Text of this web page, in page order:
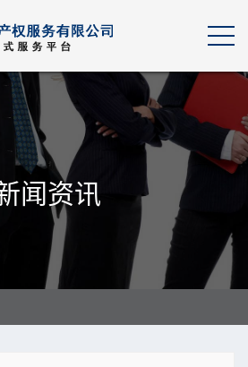
闻资讯